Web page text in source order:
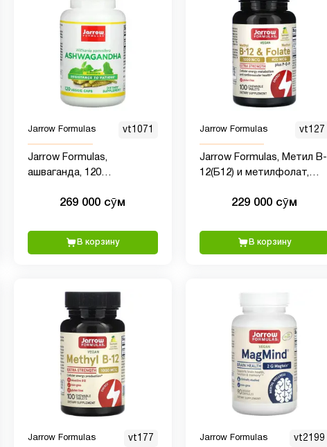
Jarrow Formulas vt1071
Jarrow Formulas,
ашваганда, 120
269 000 сӯм
В корзину
Jarrow Formulas vt127
Jarrow Formulas, Метил B-
12(Б12) и метилфолат,
229 000 сӯм
В корзину
Jarrow Formulas vt177 Jarrow Formulas vt2199